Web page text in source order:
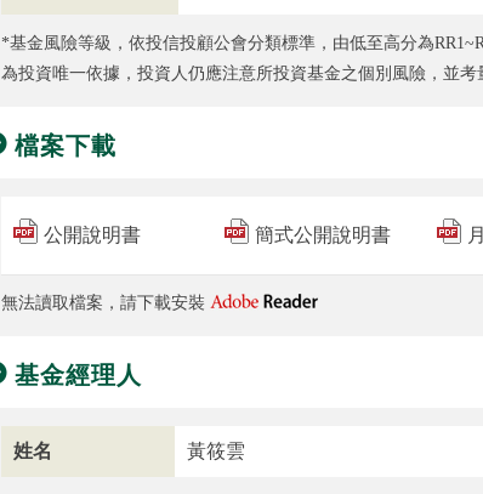
*基金風險等級，依投信投顧公會分類標準，由低至高分為
為投資唯一依據，投資人仍應注意所投資基金之個別風險，並
檔案下載
公開說明書 簡式公開說明書
無法讀取檔案，請下載安裝
基金經理人
姓名 黃筱雲